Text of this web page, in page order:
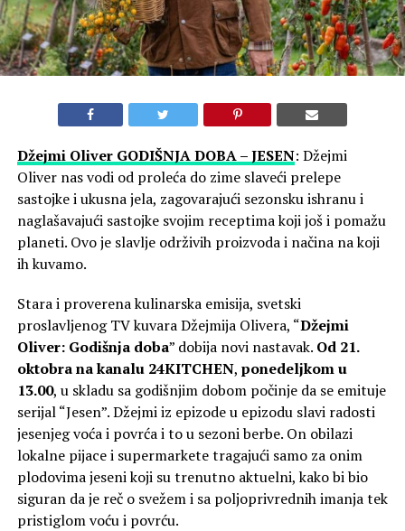
Džejmi Oliver GODIŠNJA DOBA – JESEN: Džejmi
Oliver nas vodi od proleća do zime slaveći prelepe
sastojke i ukusna jela, zagovarajući sezonsku ishranu i
naglašavajući sastojke svojim receptima koji još i pomažu
planeti. Ovo je slavlje održivih proizvoda i načina na koji
ih kuvamo.
Stara i proverena kulinarska emisija, svetski
proslavljenog TV kuvara Džejmija Olivera, “Džejmi
Oliver: Godišnja doba” dobija novi nastavak. Od 21.
oktobra na kanalu 24KITCHEN, ponedeljkom u
13.00, u skladu sa godišnjim dobom počinje da se emituje
serijal “Jesen”. Džejmi iz epizode u epizodu slavi radosti
jesenjeg voća i povrća i to u sezoni berbe. On obilazi
lokalne pijace i supermarkete tragajući samo za onim
plodovima jeseni koji su trenutno aktuelni, kako bi bio
siguran da je reč o svežem i sa poljoprivrednih imanja tek
pristiglom voću i povrću.